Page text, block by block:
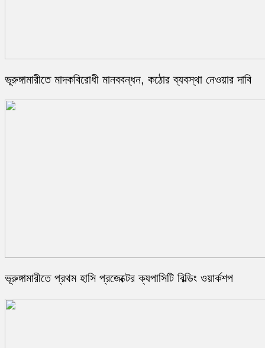
ভূরুঙ্গামারীতে মাদকবিরোধী মানববন্ধন, কঠোর ব্যবস্থা নেওয়ার দাবি
ভূরুঙ্গামারীতে প্রথম হাসি প্রজেক্টের ক্যপাসিটি বিল্ডিং ওয়ার্কশপ